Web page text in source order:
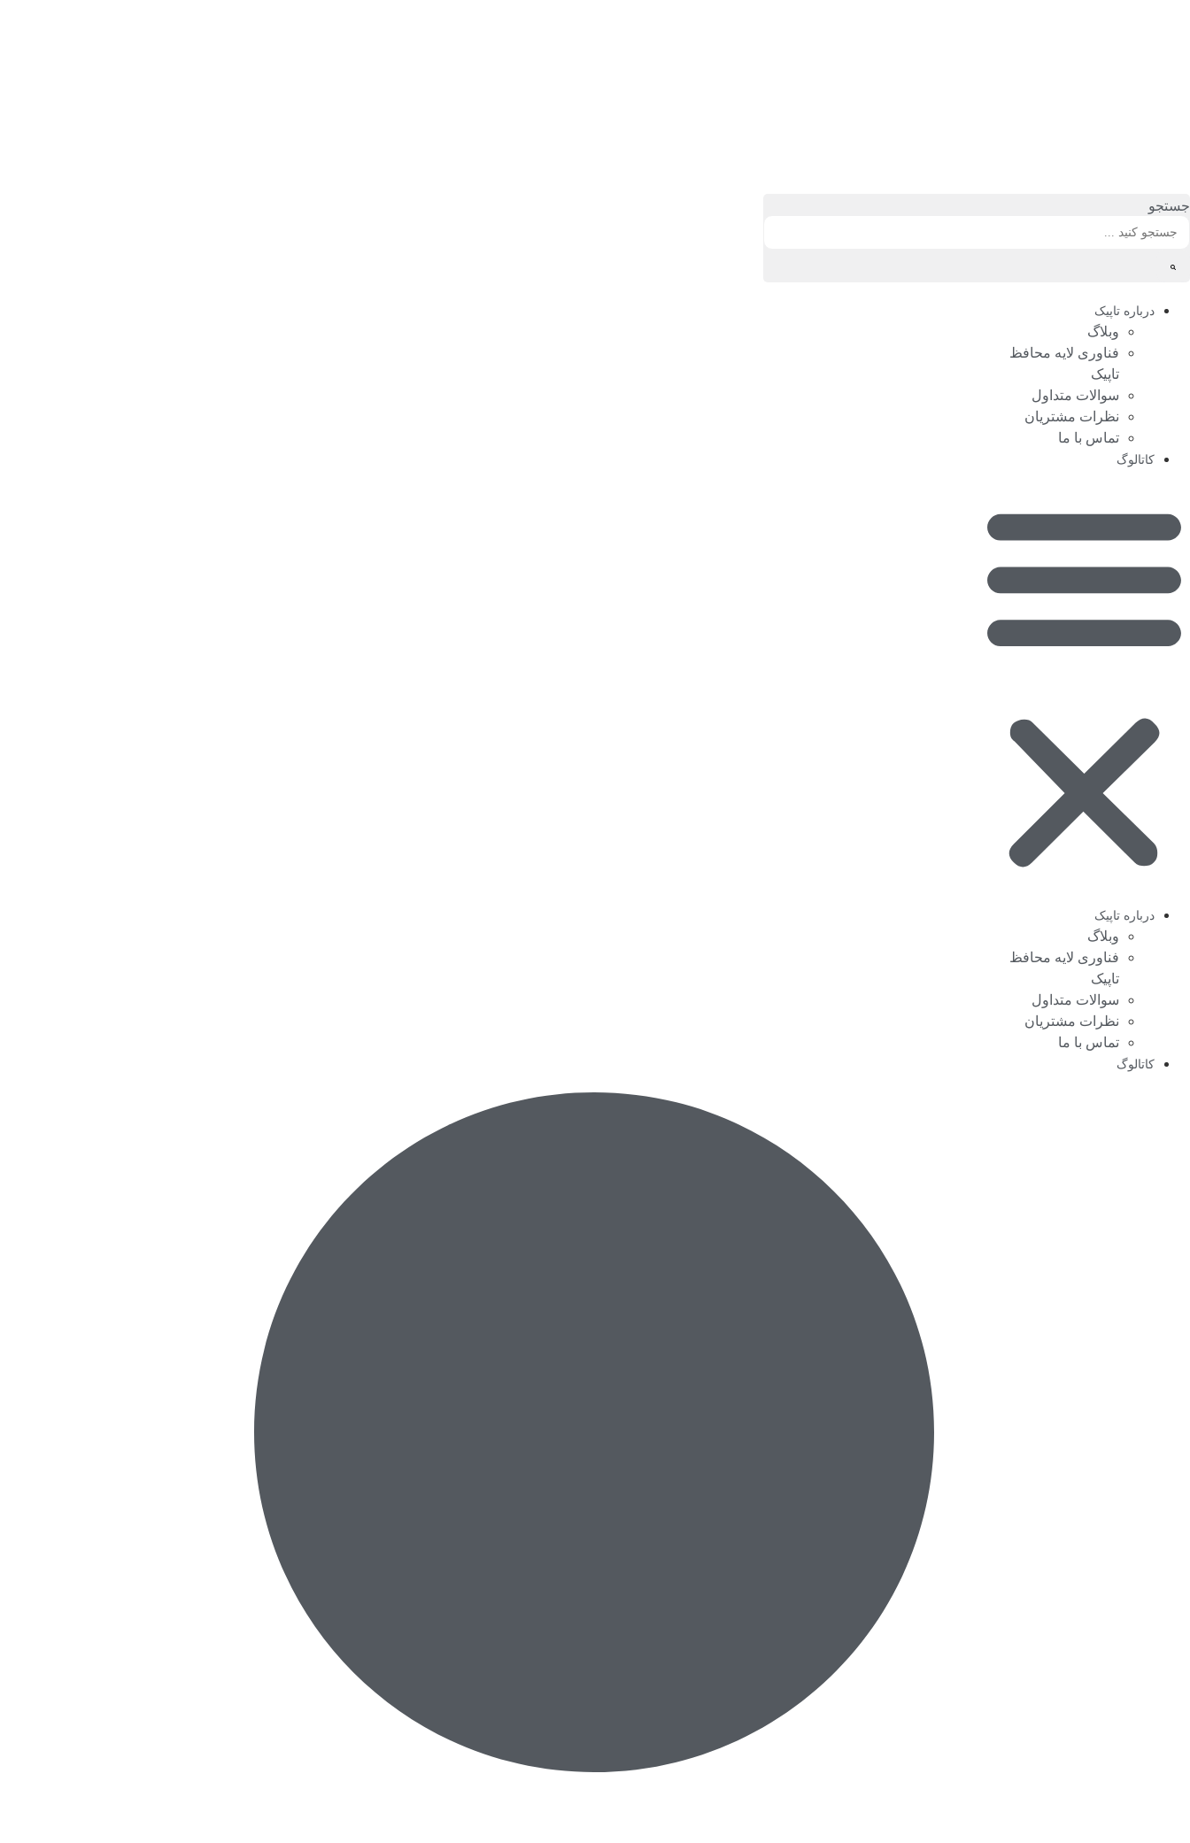
جستجو
درباره تاپیک
وبلاگ
فناوری لایه محافظ
تاپیک
سوالات متداول
نظرات مشتریان
تماس با ما
کاتالوگ
درباره تاپیک
وبلاگ
فناوری لایه محافظ
تاپیک
سوالات متداول
نظرات مشتریان
تماس با ما
کاتالوگ